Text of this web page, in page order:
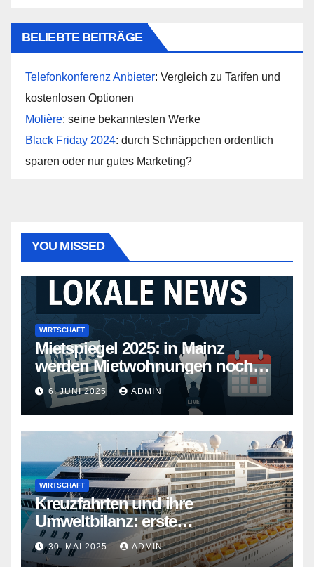
BELIEBTE BEITRÄGE
Telefonkonferenz Anbieter: Vergleich zu Tarifen und
kostenlosen Optionen
Molière: seine bekanntesten Werke
Black Friday 2024: durch Schnäppchen ordentlich
sparen oder nur gutes Marketing?
YOU MISSED
WIRTSCHAFT
Mietspiegel 2025: in Mainz
werden Mietwohnungen noch
teurer
6. JUNI 2025 ADMIN
WIRTSCHAFT
Kreuzfahrten und ihre
Umweltbilanz: erste
Kreuzfahrtschiffe gehen neue
Wege
30. MAI 2025 ADMIN